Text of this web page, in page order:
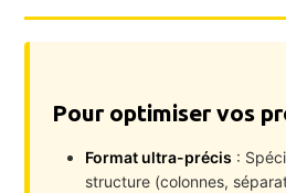
Pour optimiser vos
Format ultra-précis :
structure (colonnes,